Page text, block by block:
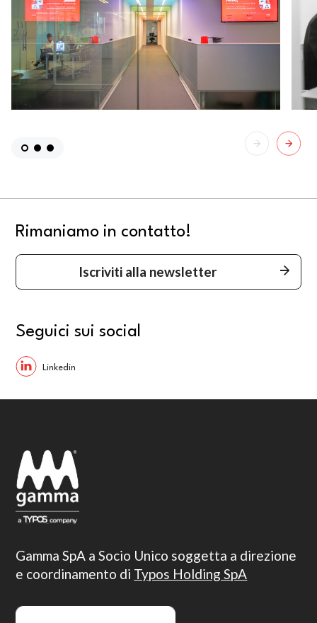
Rimaniamo in contatto!
Iscriviti alla newsletter
Seguici sui social
Gamma SpA a Socio Unico soggetta a direzione
e coordinamento di Typos Holding SpA